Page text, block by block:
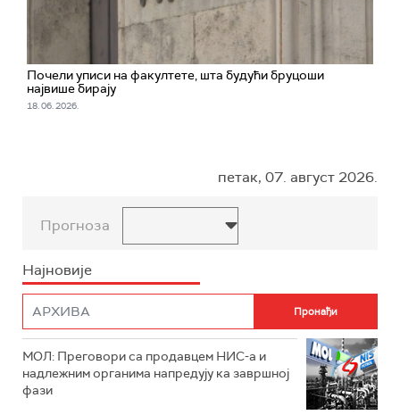
Почели уписи на факултете, шта будући бруцоши
највише бирају
18. 06. 2026.
петак, 07. август 2026.
Прогноза
Најновије
МОЛ: Преговори са продавцем НИС-а и
надлежним органима напредују ка завршној
фази